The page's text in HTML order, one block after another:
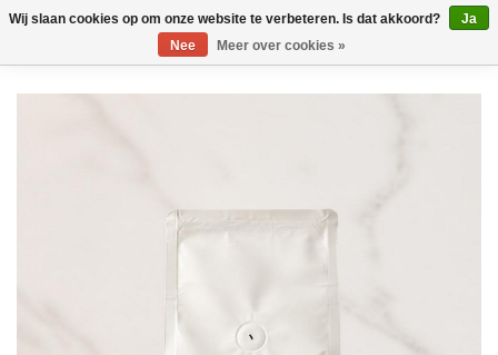
Wij slaan cookies op om onze website te verbeteren. Is dat akkoord?
Ja
Nee
Meer over cookies »